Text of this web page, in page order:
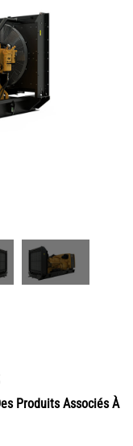
Produits Associés À